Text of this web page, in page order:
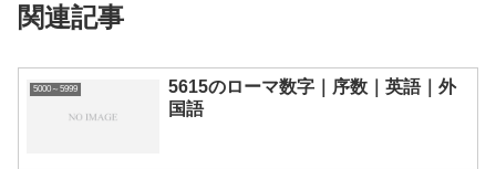
関連記事
5000～5999
5615のローマ数字｜序数｜英語｜外
国語